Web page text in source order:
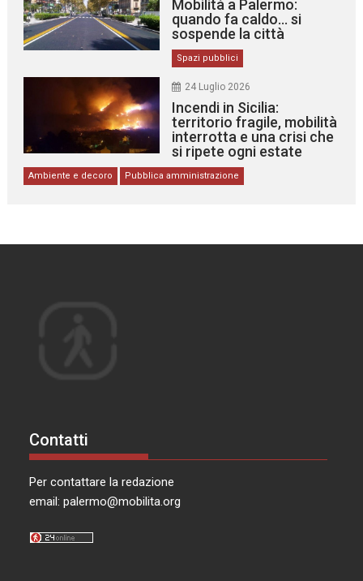
Mobilità a Palermo:
quando fa caldo… si
sospende la città
Spazi pubblici
24 Luglio 2026
Incendi in Sicilia:
territorio fragile, mobilità
interrotta e una crisi che
si ripete ogni estate
Ambiente e decoro Pubblica amministrazione
Contatti
Per contattare la redazione
email:palermo@mobilita.org